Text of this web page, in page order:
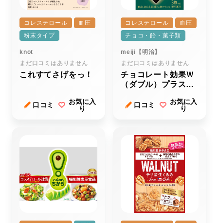
コレステロール
血圧
粉末タイプ
knot
まだ口コミはありません
これすてさげをっ！
口コミ
お気に入
り
コレステロール
血圧
チョコ・飴・菓子類
meiji【明治】
まだ口コミはありません
チョコレート効果Ｗ
（ダブル）プラスＣ
７２％
口コミ
お気に入
り